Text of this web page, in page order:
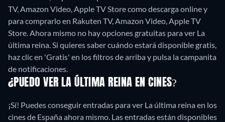
TV, Amazon Video, Apple TV Store como descarga online y
para comprarlo en Rakuten TV, Amazon Video, Apple TV
Store.Ahora mismo no hay opciones gratuitas para ver La
última reina. Si quieres saber cuándo estará disponible gratis,
haz clic en 'Gratis' en los filtros de arriba y pulsa la campanita
de notificaciones.
¿PUEDO VER LA ÚLTIMA REINA EN CINES?
¡Sí! Puedes conseguir entradas para ver La última reina en los
cines de España ahora mismo. Las entradas están disponibles